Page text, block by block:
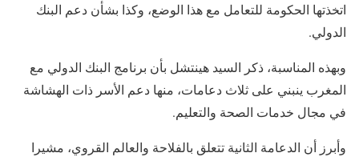
اتخذتها الحكومة للتعامل مع هذا الوضع، وكذا بشأن دعم البنك
الدولي.
وبهذه المناسبة، ذكر السيد هينتشل بأن برنامج البنك الدولي مع
المغرب ينبني على ثلاث دعامات، منها دعم الأسر ذات الهشاشة
في مجال خدمات الصحة والتعليم.
وأبرز أن الدعامة الثانية تتعلق بالفلاحة والعالم القروي، مشيرا